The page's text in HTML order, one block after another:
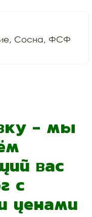
Сосна, ФСФ
- мы
вас
с
ценами